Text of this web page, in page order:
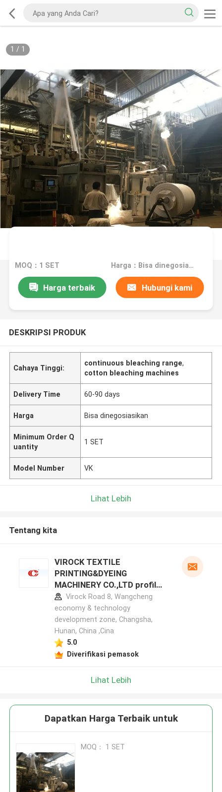
1 / 1
MOQ：1 SET Harga：Bisa dinegosiasikan
Harga terbaik Hubungi kami
DESKRIPSI PRODUK
Cahaya Tinggi:
continuous bleaching range,
cotton bleaching machines
Delivery Time 60-90 days
Harga Bisa dinegosiasikan
Minimum Order Q
uantity
1 SET
Model Number VK
Lihat Lebih
Tentang kita
VIROCK TEXTILE
PRINTING&DYEING
MACHINERY CO.,LTD profil
pabrikan
Virock Road 8, Wangcheng
economy & technology
development zone, Changsha,
Hunan, China ,Cina
5.0
Diverifikasi pemasok
Lihat Lebih
Dapatkan Harga Terbaik untuk
MOQ： 1 SET